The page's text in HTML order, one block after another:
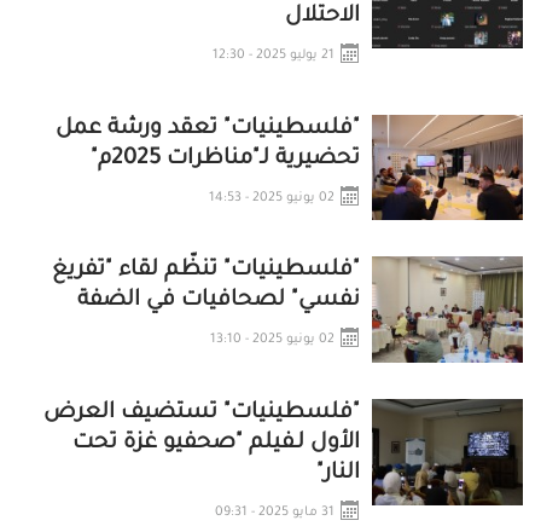
الاحتلال
21 يوليو 2025 - 12:30
"فلسطينيات" تعقد ورشة عمل
تحضيرية لـ"مناظرات 2025م"
02 يونيو 2025 - 14:53
"فلسطينيات" تنظّم لقاء "تفريغ
نفسي" لصحافيات في الضفة
02 يونيو 2025 - 13:10
"فلسطينيات" تستضيف العرض
الأول لـفيلم "صحفيو غزة تحت
النار"
31 مايو 2025 - 09:31